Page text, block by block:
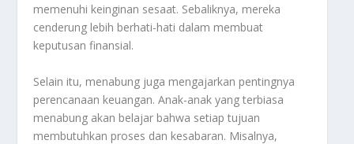
memenuhi keinginan sesaat. Sebaliknya, mereka
cenderung lebih berhati-hati dalam membuat
keputusan finansial.
Selain itu, menabung juga mengajarkan pentingnya
perencanaan keuangan. Anak-anak yang terbiasa
menabung akan belajar bahwa setiap tujuan
membutuhkan proses dan kesabaran. Misalnya,